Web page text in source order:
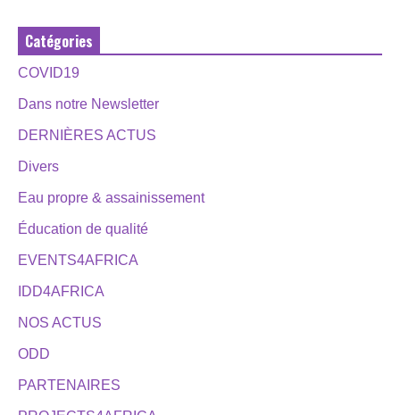
Catégories
COVID19
Dans notre Newsletter
DERNIÈRES ACTUS
Divers
Eau propre & assainissement
Éducation de qualité
EVENTS4AFRICA
IDD4AFRICA
NOS ACTUS
ODD
PARTENAIRES